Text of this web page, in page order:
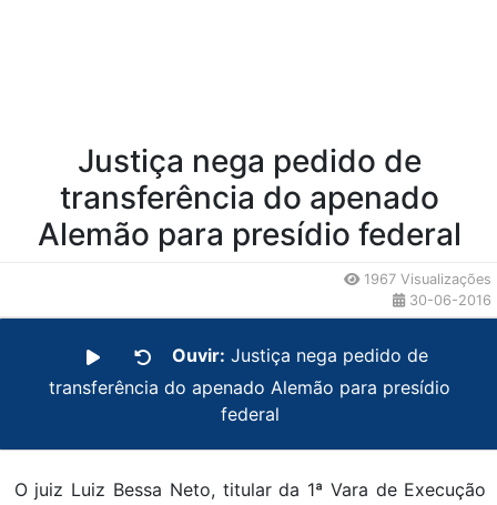
Justiça nega pedido de
transferência do apenado
Alemão para presídio federal
1967 Visualizações
30-06-2016
Ouvir: Justiça nega pedido de
transferência do apenado Alemão para presídio
federal
O juiz Luiz Bessa Neto, titular da 1ª Vara de Execução